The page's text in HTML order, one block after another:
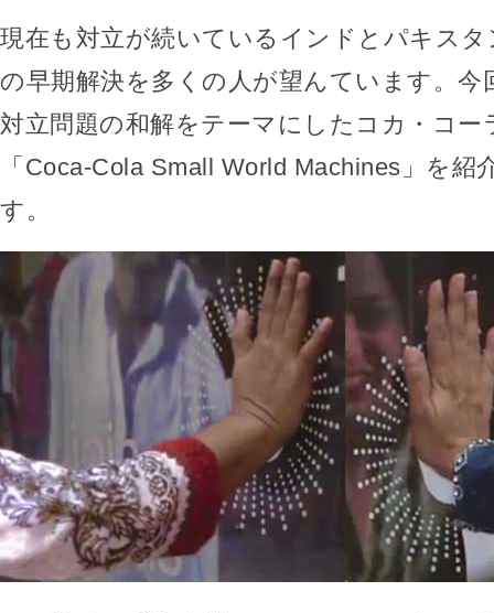
現在も対立が続いているインドとパキス
の早期解決を多くの人が望んています。今
対立問題の和解をテーマにしたコカ・コ
「Coca-Cola Small World Machines」を紹
す。